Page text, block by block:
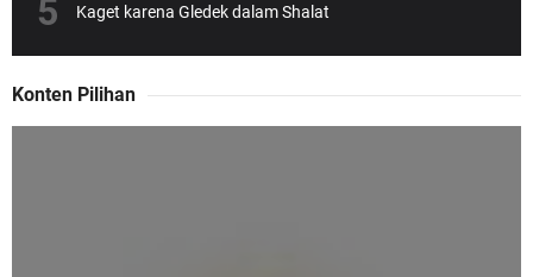
Kaget karena Gledek dalam Shalat
Konten Pilihan